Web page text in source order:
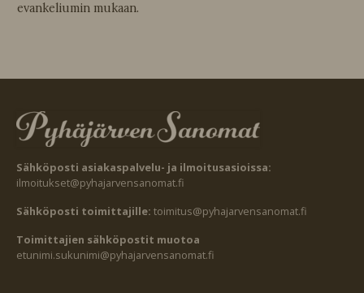
evankeliumin mukaan.
Sähköposti asiakaspalvelu- ja ilmoitusasioissa:
ilmoitukset@pyhajarvensanomat.fi
Sähköposti toimittajille: toimitus@pyhajarvensanomat.fi
Toimittajien sähköpostit muotoa
etunimi.sukunimi@pyhajarvensanomat.fi